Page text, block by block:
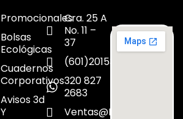
Promocionales
Bolsas
Ecológicas
Cuadernos
Corporativos
Avisos 3d
Y
Cra. 25 A
No. 11 –
37
(601)2015300
320 827
2683
Ventas@dicoes.co